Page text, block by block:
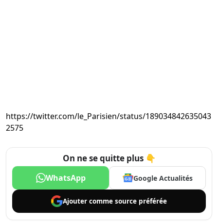
https://twitter.com/le_Parisien/status/189034842635043
2575
On ne se quitte plus 👇
WhatsApp Google Actualités
Ajouter comme source préférée